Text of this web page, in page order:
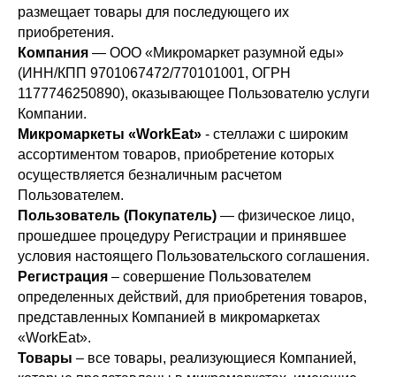
размещает товары для последующего их
приобретения.
Компания — ООО «Микромаркет разумной еды»
(ИНН/КПП 9701067472/770101001, ОГРН
1177746250890), оказывающее Пользователю услуги
Компании.
Микромаркеты «WorkEat» - стеллажи с широким
ассортиментом товаров, приобретение которых
осуществляется безналичным расчетом
Пользователем.
Пользователь (Покупатель) — физическое лицо,
прошедшее процедуру Регистрации и принявшее
условия настоящего Пользовательского соглашения.
Регистрация – совершение Пользователем
определенных действий, для приобретения товаров,
представленных Компанией в микромаркетах
«WorkEat».
Товары – все товары, реализующиеся Компанией,